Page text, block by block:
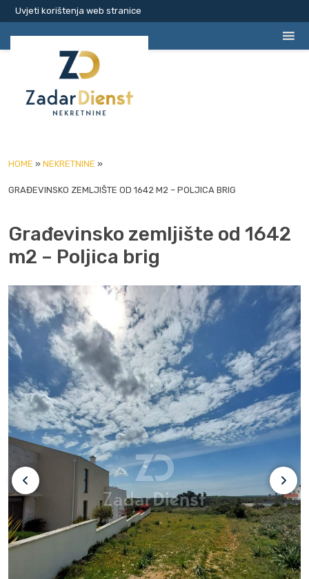
Uvjeti korištenja web stranice
HOME » NEKRETNINE »
GRAĐEVINSKO ZEMLJIŠTE OD 1642 M2 – POLJICA BRIG
Građevinsko zemljište od 1642
m2 – Poljica brig